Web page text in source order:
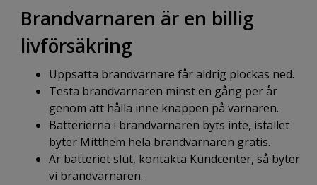
Brandvarnaren är en billig
livförsäkring
Uppsatta brandvarnare får aldrig plockas ned.
Testa brandvarnaren minst en gång per år
genom att hålla inne knappen på varnaren.
Batterierna i brandvarnaren byts inte, istället
byter Mitthem hela brandvarnaren gratis.
Är batteriet slut, kontakta Kundcenter, så byter
vi brandvarnaren.